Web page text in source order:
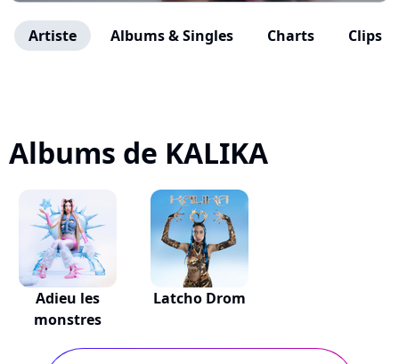
Artiste Albums & Singles Charts Clips
Albums de KALIKA
Adieu les
monstres
Latcho Drom